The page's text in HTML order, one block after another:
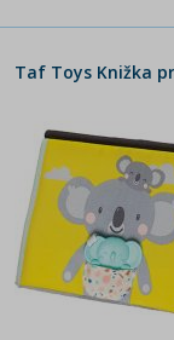
Taf Toys Knižka